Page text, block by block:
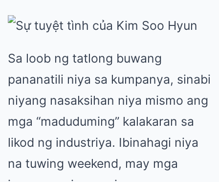
Sa loob ng tatlong buwang
pananatili niya sa kumpanya, sinabi
niyang nasaksihan niya mismo ang
mga “maduduming” kalakaran sa
likod ng industriya. Ibinahagi niya
na tuwing weekend, may mga